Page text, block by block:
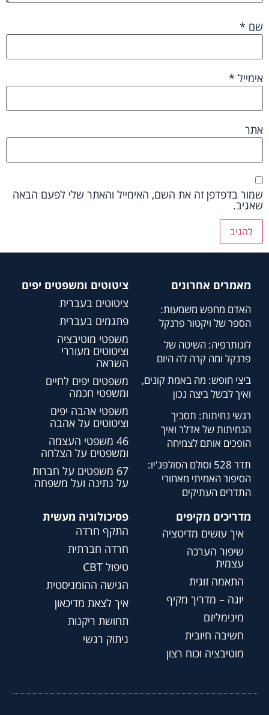
שם *
אימייל *
אתר
שמור בדפדפן זה את השם, האימייל והאתר שלי לפעם הבאה
שאגיב.
מאמרים אחרונים
האדם מחפש משמעות:
הספר של ויקטור פרנקל
לוגותרפיה: השיטה של
פרנקל ומה קרה לה היום
ביצי חופש: מה באמת קונים,
ואיך לבשל ביצה נכון
רגשי נחיתות: תסביך
הנחיתות של אדלר ואיך
הופכים אותם לצמיחה
תדר 528 וסולם הסולפג'יו:
הסיפור האמיתי מאחורי
התדרים העתיקים
ציטוטים ומשפטים יפים
ציטוטים בעברית
פתגמים בעברית
משפטי מוטיבציה
וציטוטים מעוררי
השראה
משפטים יפים לחיים
ומשפטי חכמה
משפטי אהבה יפים
וציטוטים על אהבה
46 משפטי העצמה
ומשפטים על הצלחה
67 משפטים על חברות
על נתינה ועל משפחה
מדריכים מקיפים
איך עושים מדיטציה
שיפור הערכה
עצמית
התאמה זוגית
יוגה – מדריך מקיף
מינימליזם
חשיבה חיובית
מוטיבציה וכוח רצון
פסיכולוגיה מעשית
התקף חרדה
חרדה חברתית
טיפול CBT
הגישה ההומניסטית
איך לצאת מדיכאון
תחושת ריקנות
ניתוק רגשי